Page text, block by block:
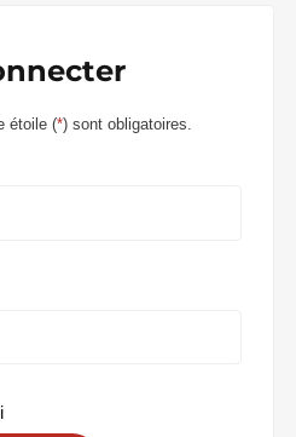
étoile (*) sont obligatoires.